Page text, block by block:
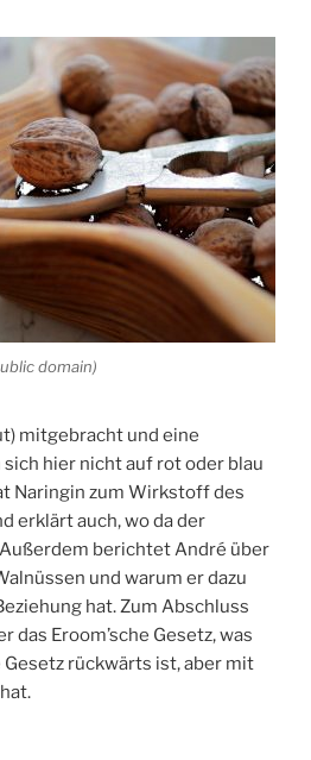
domain)
mitgebracht und eine
sich hier nicht auf rot oder blau
Naringin zum Wirkstoff des
erklärt auch, wo da der
berichtet André über
und warum er dazu
hat. Zum Abschluss
das Eroom’sche Gesetz, was
rückwärts ist, aber mit